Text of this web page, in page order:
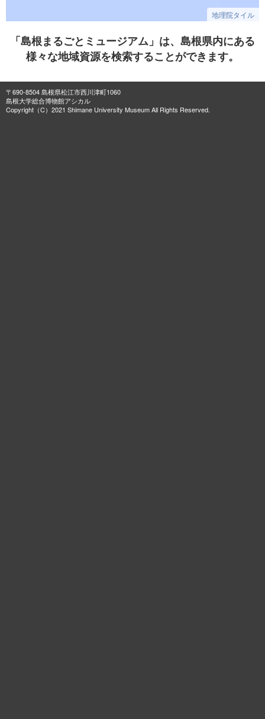
地理院タイル
「島根まるごとミュージアム」は、島根県内にある
様々な地域資源を検索することができます。
〒690-8504 島根県松江市西川津町1060
島根大学総合博物館アシカル
Copyright（C）2021 Shimane University Museum All Rights Reserved.